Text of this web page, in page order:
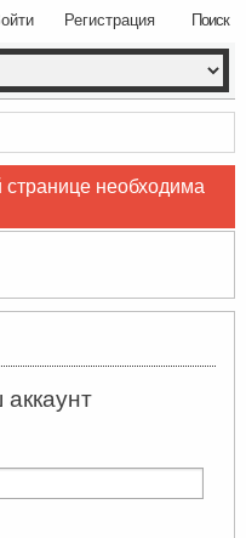
Поиск
Регистрация
необходима